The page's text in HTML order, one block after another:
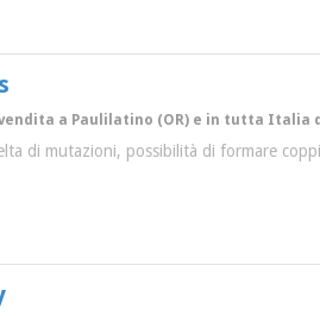
vendita a Paulilatino (OR) e in tutta Italia
di mutazioni, possibilità di formare